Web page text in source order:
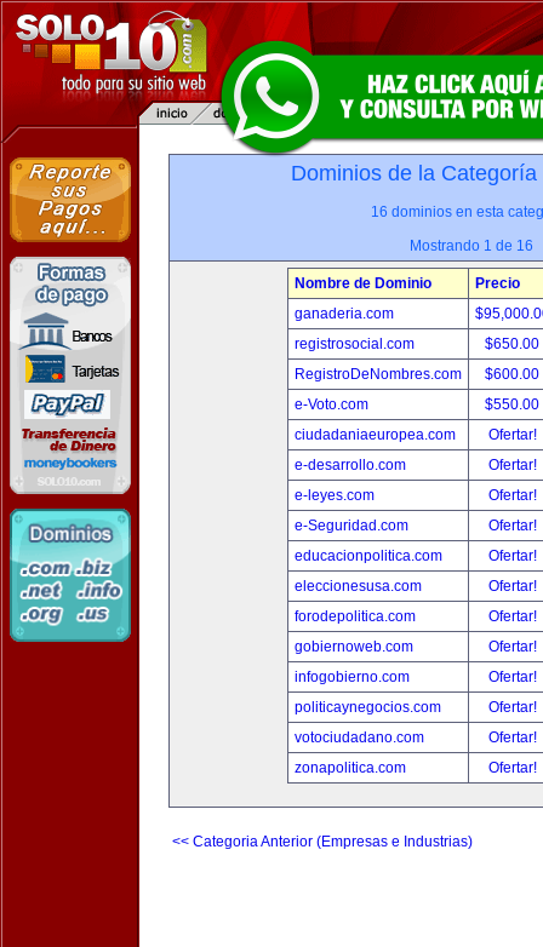
Dominios de la
16 dominios en esta
Mostrando 1 de 16
Nombre de Dominio
Precio
ganaderia.com
registrosocial.com
$650.00
RegistroDeNombres.com
$600.00
e-Voto.com
$550.00
ciudadaniaeuropea.com
Ofertar!
e-desarrollo.com
Ofertar!
e-leyes.com
Ofertar!
e-Seguridad.com
Ofertar!
educacionpolitica.com
Ofertar!
eleccionesusa.com
Ofertar!
forodepolitica.com
Ofertar!
gobiernoweb.com
Ofertar!
infogobierno.com
Ofertar!
politicaynegocios.com
Ofertar!
votociudadano.com
Ofertar!
zonapolitica.com
Ofertar!
<< Categoria Anterior (Empresas e Industrias)